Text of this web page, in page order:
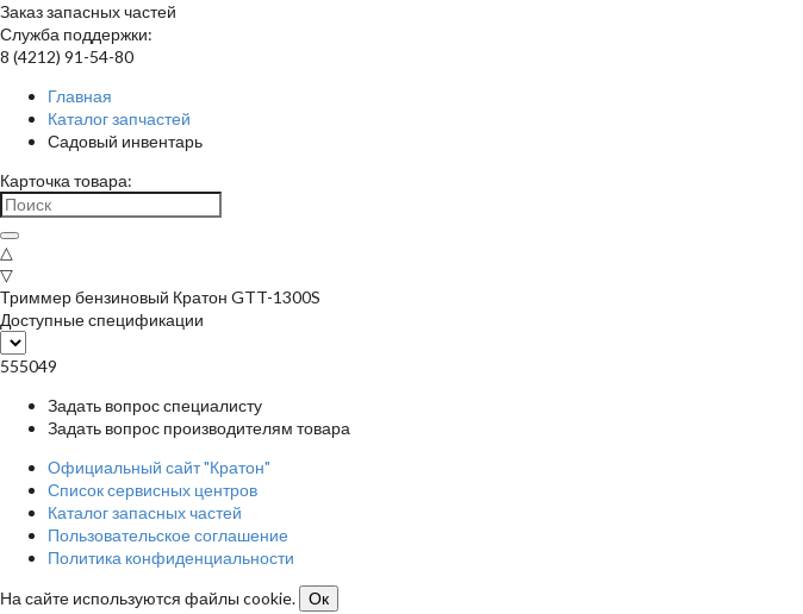
Заказ запасных частей
Служба поддержки:
8 (4212) 91-54-80
Главная
Каталог запчастей
Садовый инвентарь
Карточка товара:
△
▽
Триммер бензиновый Кратон GTT-1300S
Доступные спецификации
555049
Задать вопрос специалисту
Задать вопрос производителям товара
Официальный сайт "Кратон"
Список сервисных центров
Каталог запасных частей
Пользовательское соглашение
Политика конфиденциальности
На сайте используются файлы cookie.
Ок